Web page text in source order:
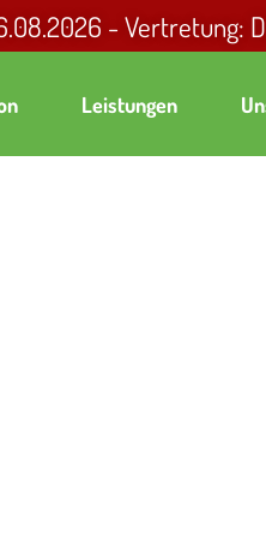
- Vertretung:
Leistungen